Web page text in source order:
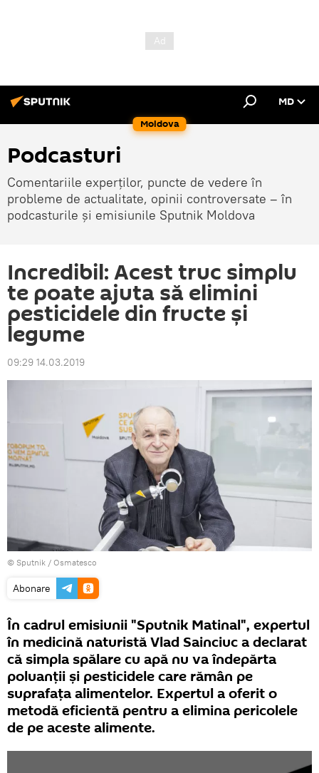
Moldova
MD
Podcasturi
Comentariile experților, puncte de vedere în
probleme de actualitate, opinii controversate – în
podcasturile și emisiunile Sputnik Moldova
Incredibil: Acest truc simplu
te poate ajuta să elimini
pesticidele din fructe și
legume
09:29 14.03.2019
© Sputnik / Osmatesco
Abonare
În cadrul emisiunii "Sputnik Matinal", expertul
în medicină naturistă Vlad Sainciuc a declarat
că simpla spălare cu apă nu va îndepărta
poluanții și pesticidele care rămân pe
suprafața alimentelor. Expertul a oferit o
metodă eficientă pentru a elimina pericolele
de pe aceste alimente.